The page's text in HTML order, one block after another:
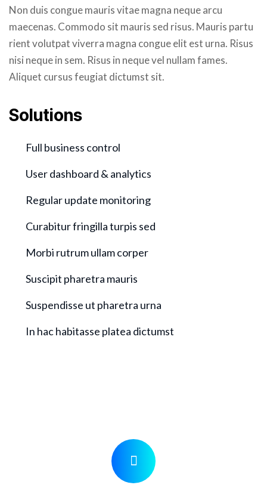
Non duis congue mauris vitae magna neque arcu
maecenas. Commodo sit mauris sed risus. Mauris partu
rient volutpat viverra magna congue elit est urna. Risus
nisi neque in sem. Risus in neque vel nullam fames.
Aliquet cursus feugiat dictumst sit.
Solutions
Full business control
User dashboard & analytics
Regular update monitoring
Curabitur fringilla turpis sed
Morbi rutrum ullam corper
Suscipit pharetra mauris
Suspendisse ut pharetra urna
In hac habitasse platea dictumst